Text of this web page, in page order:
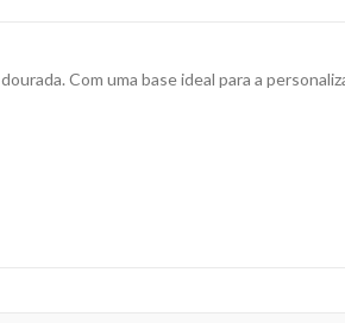
Com uma base ideal para a